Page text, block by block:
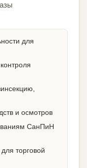
для
и осмотров
СанПиН
торговой